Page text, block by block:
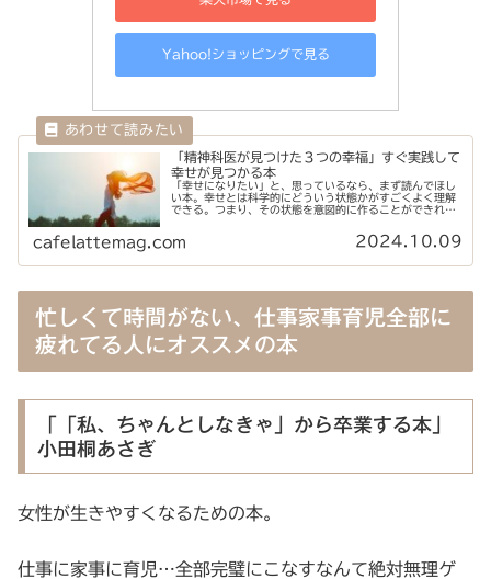
Yahoo!ショッピングで見る
「精神科医が見つけた３つの幸福」すぐ実践して
幸せが見つかる本
「幸せになりたい」と、思っているなら、まず読んでほし
い本。幸せとは科学的にどういう状態かがすごくよく理解
できる。つまり、その状態を意図的に作ることができれ
法も満載。みんなで幸せに、なっていこ！
cafelattemag.com 2024.10.09
忙しくて時間がない、仕事家事育児全部に
疲れてる人にオススメの本
「「私、ちゃんとしなきゃ」から卒業する本」
小田桐あさぎ
女性が生きやすくなるための本。
仕事に家事に育児…全部完璧にこなすなんて絶対無理ゲ